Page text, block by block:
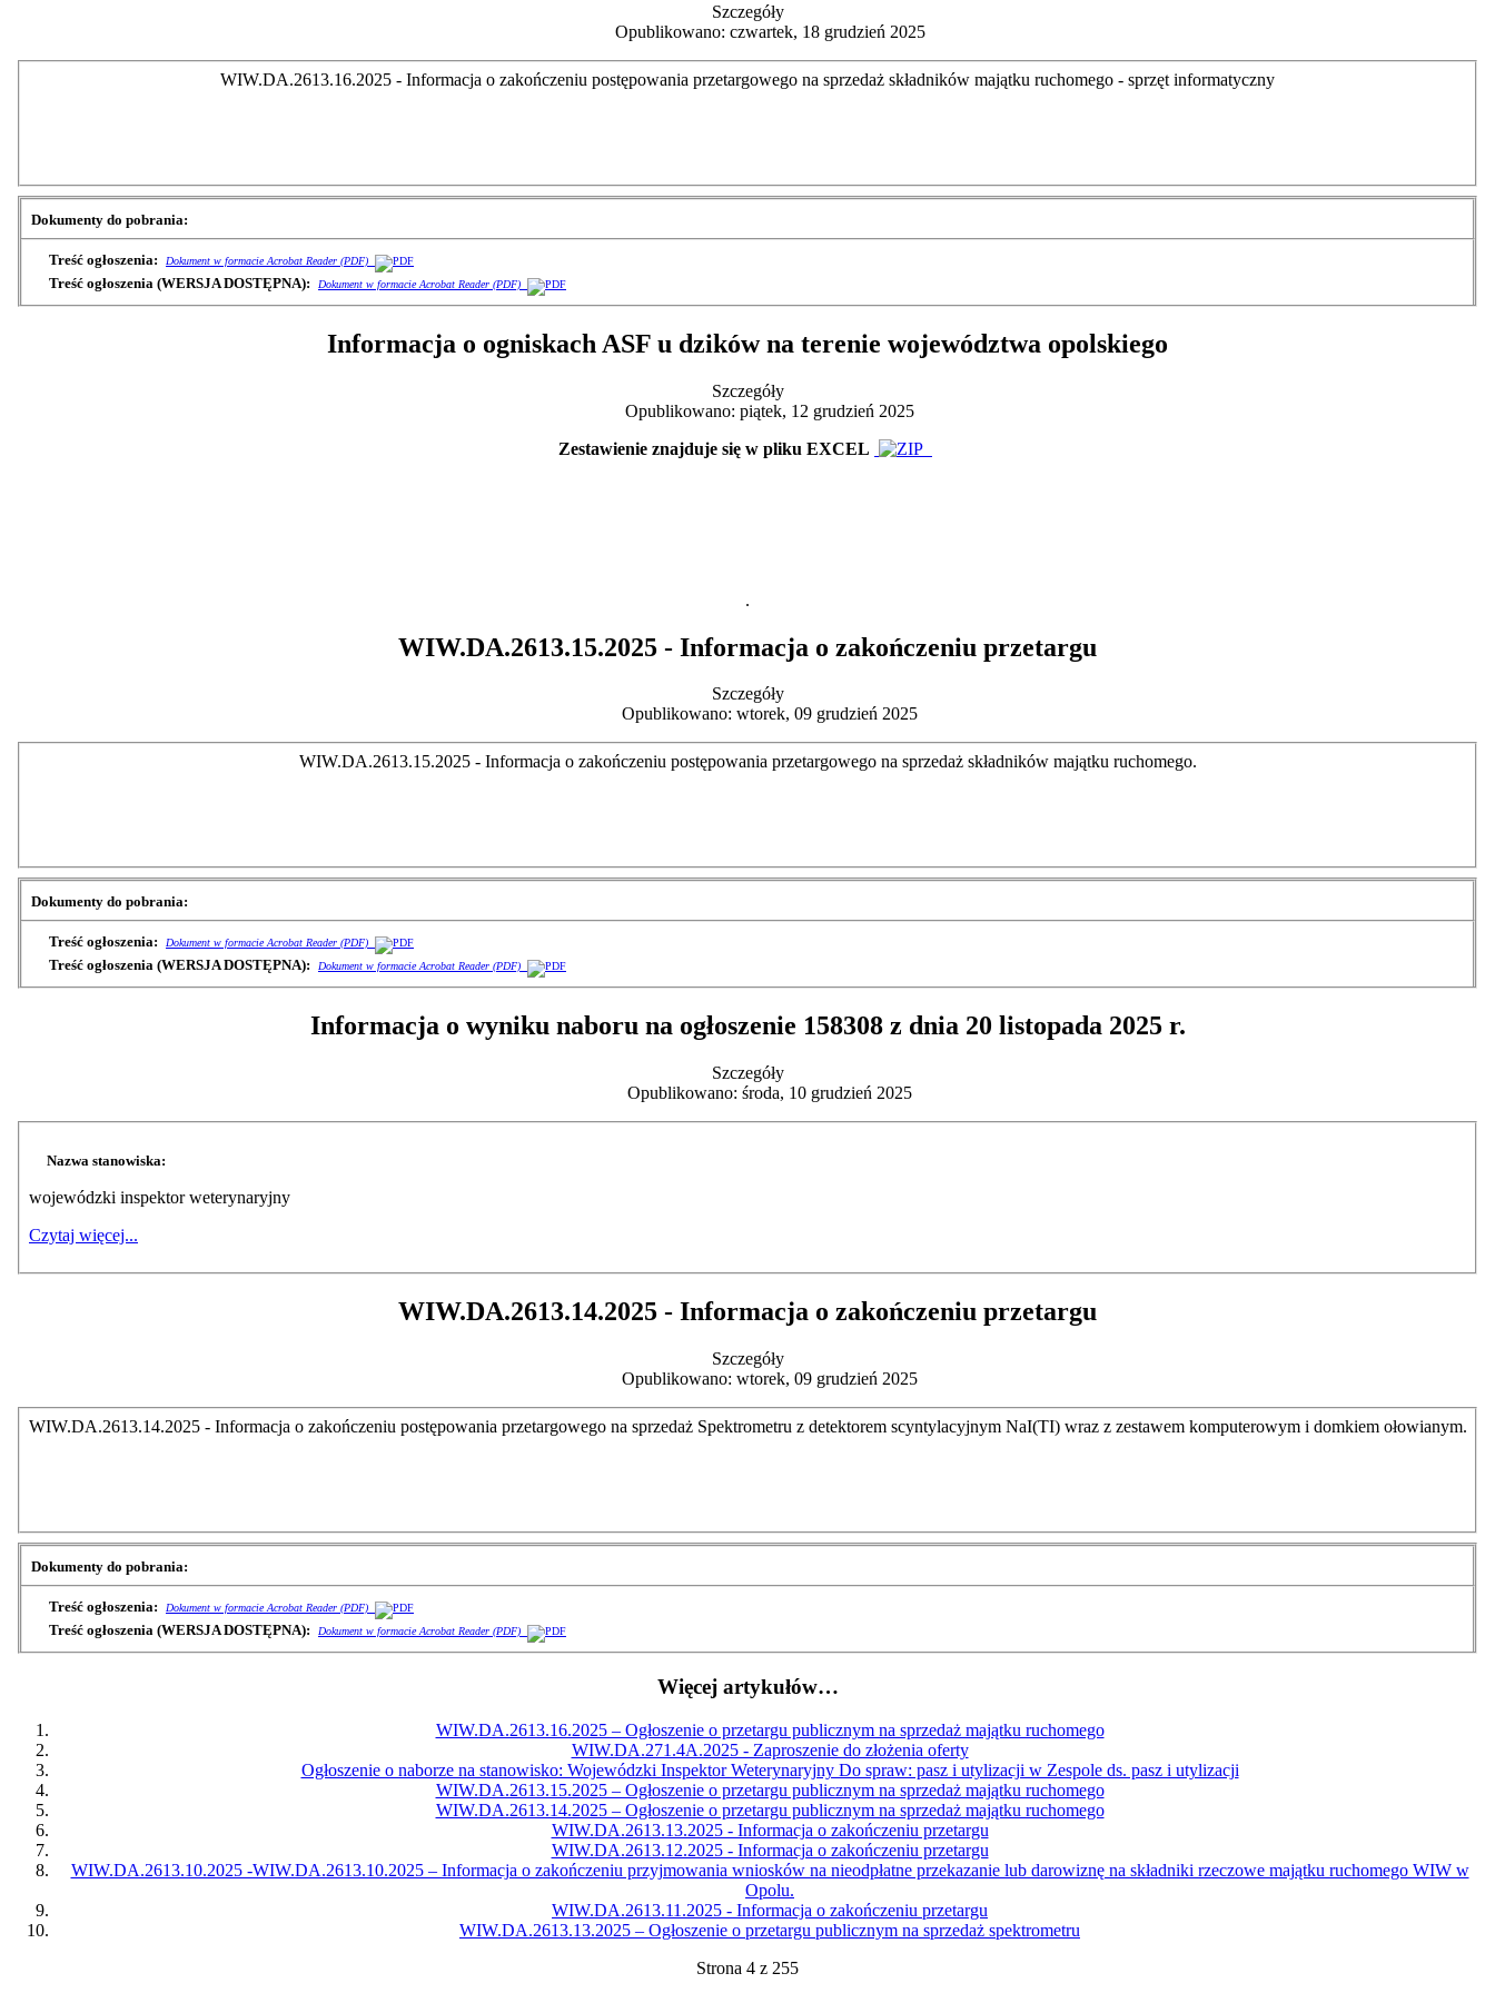
Szczegóły
Opublikowano: czwartek, 18 grudzień 2025
WIW.DA.2613.16.2025 - Informacja o zakończeniu postępowania przetargowego na sprzedaż składników majątku ruchomego - sprzęt informatyczny
Dokumenty do pobrania:
Treść ogłoszenia: Dokument w formacie Acrobat Reader (PDF)
Treść ogłoszenia (WERSJA DOSTĘPNA): Dokument w formacie Acrobat Reader (PDF)
Informacja o ogniskach ASF u dzików na terenie województwa opolskiego
Szczegóły
Opublikowano: piątek, 12 grudzień 2025
Zestawienie znajduje się w pliku EXCEL
.
WIW.DA.2613.15.2025 - Informacja o zakończeniu przetargu
Szczegóły
Opublikowano: wtorek, 09 grudzień 2025
WIW.DA.2613.15.2025 - Informacja o zakończeniu postępowania przetargowego na sprzedaż składników majątku ruchomego.
Dokumenty do pobrania:
Treść ogłoszenia: Dokument w formacie Acrobat Reader (PDF)
Treść ogłoszenia (WERSJA DOSTĘPNA): Dokument w formacie Acrobat Reader (PDF)
Informacja o wyniku naboru na ogłoszenie 158308 z dnia 20 listopada 2025 r.
Szczegóły
Opublikowano: środa, 10 grudzień 2025
Nazwa stanowiska:
wojewódzki inspektor weterynaryjny
Czytaj więcej...
WIW.DA.2613.14.2025 - Informacja o zakończeniu przetargu
Szczegóły
Opublikowano: wtorek, 09 grudzień 2025
WIW.DA.2613.14.2025 - Informacja o zakończeniu postępowania przetargowego na sprzedaż Spektrometru z detektorem scyntylacyjnym NaI(TI) wraz z zestawem komputerowym i domkiem ołowianym.
Dokumenty do pobrania:
Treść ogłoszenia: Dokument w formacie Acrobat Reader (PDF)
Treść ogłoszenia (WERSJA DOSTĘPNA): Dokument w formacie Acrobat Reader (PDF)
Więcej artykułów…
WIW.DA.2613.16.2025 – Ogłoszenie o przetargu publicznym na sprzedaż majątku ruchomego
WIW.DA.271.4A.2025 - Zaproszenie do złożenia oferty
Ogłoszenie o naborze na stanowisko: Wojewódzki Inspektor Weterynaryjny Do spraw: pasz i utylizacji w Zespole ds. pasz i utylizacji
WIW.DA.2613.15.2025 – Ogłoszenie o przetargu publicznym na sprzedaż majątku ruchomego
WIW.DA.2613.14.2025 – Ogłoszenie o przetargu publicznym na sprzedaż majątku ruchomego
WIW.DA.2613.13.2025 - Informacja o zakończeniu przetargu
WIW.DA.2613.12.2025 - Informacja o zakończeniu przetargu
WIW.DA.2613.10.2025 -WIW.DA.2613.10.2025 – Informacja o zakończeniu przyjmowania wniosków na nieodpłatne przekazanie lub darowiznę na składniki rzeczowe majątku ruchomego WIW w
Opolu.
WIW.DA.2613.11.2025 - Informacja o zakończeniu przetargu
WIW.DA.2613.13.2025 – Ogłoszenie o przetargu publicznym na sprzedaż spektrometru
Strona 4 z 255